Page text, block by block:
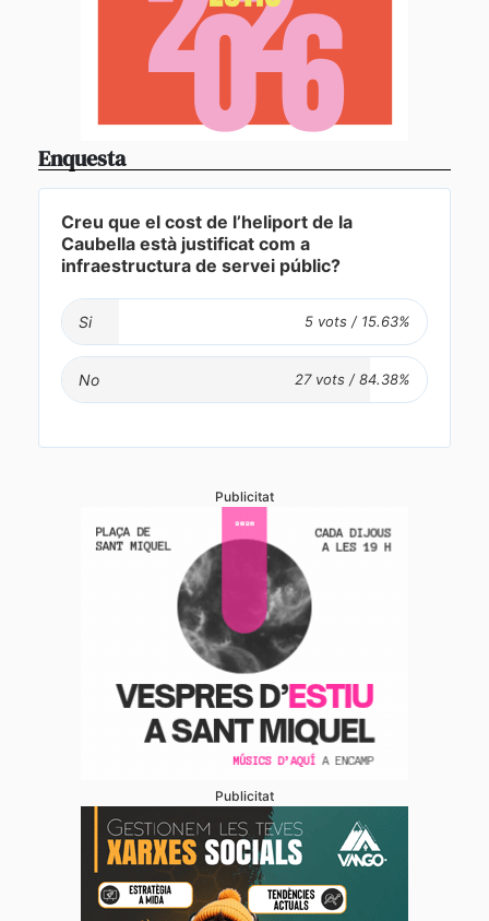
Enquesta
Creu que el cost de l’heliport de la
Caubella està justificat com a
infraestructura de servei públic?
Si
No
Publicitat
Publicitat